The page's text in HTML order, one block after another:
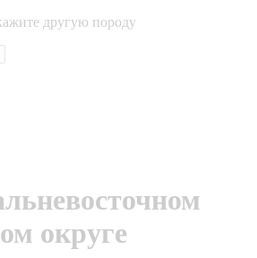
другую породу
округе